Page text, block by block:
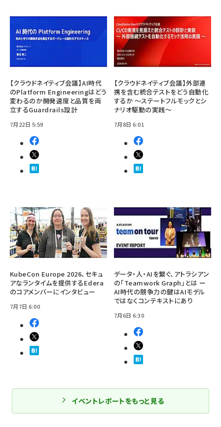
【クラウドネイティブ会議】AI時代
のPlatform Engineeringはどう
変わるのか――開発速度と品質を両
立するGuardrails設計
7月22日 5:59
【クラウドネイティブ会議】外部連
携を含む統合テストをどう自動化
するか ～ステートフルモックとシ
ナリオ駆動の実践～
7月8日 6:01
KubeCon Europe 2026、セキュ
アなランタイムを提供するEdera
のコアメンバーにインタビュー
7月7日 6:00
データ・人・AIを繋ぐ、アトラシアン
の「Teamwork Graph」とは ー
AI時代の競争力の鍵はAIモデル
ではなくコンテキストにあり
7月6日 6:30
イベントレポートをもっと見る